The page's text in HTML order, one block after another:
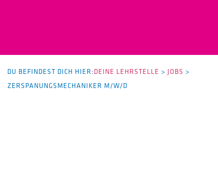
DU BEFINDEST DICH HIER:DEINE LEHRSTELLE > JOBS >
ZERSPANUNGSMECHANIKER M/W/D